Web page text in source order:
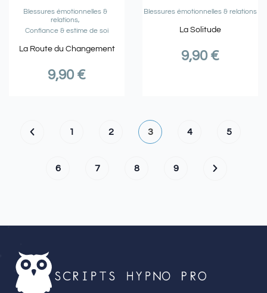
Blessures émotionnelles &
relations
Confiance & estime de soi
La Route du Changement
9,90 €
Blessures émotionnelles & relations
La Solitude
9,90 €
1 2 3 4 5
6 7 8 9